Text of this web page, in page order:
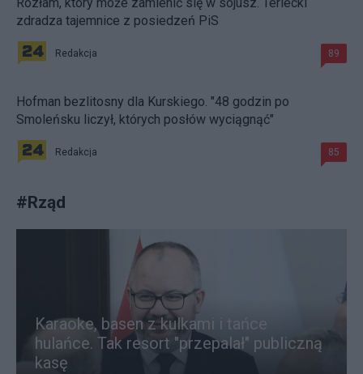
zdradza tajemnice z posiedzeń PiS
Redakcja 89
Hofman bezlitosny dla Kurskiego. "48 godzin po
Smoleńsku liczył, których posłów wyciągnąć"
Redakcja 85
#Rząd
Karaoke, basen z kulkami i tańce
hulańce. Tak resort "przepalał" publiczną
kasę